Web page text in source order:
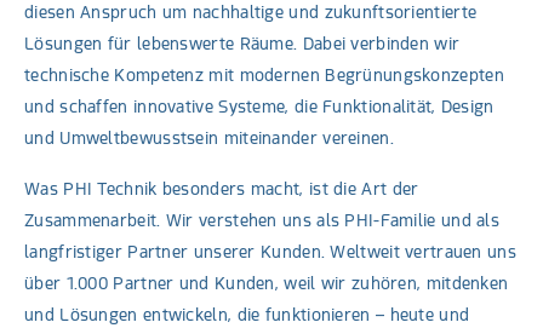
diesen Anspruch um nachhaltige und zukunftsorientierte
Lösungen für lebenswerte Räume. Dabei verbinden wir
technische Kompetenz mit modernen Begrünungskonzepten
und schaffen innovative Systeme, die Funktionalität, Design
und Umweltbewusstsein miteinander vereinen.
Was PHI Technik besonders macht, ist die Art der
Zusammenarbeit. Wir verstehen uns als PHI-Familie und als
langfristiger Partner unserer Kunden. Weltweit vertrauen uns
über 1.000 Partner und Kunden, weil wir zuhören, mitdenken
und Lösungen entwickeln, die funktionieren – heute und